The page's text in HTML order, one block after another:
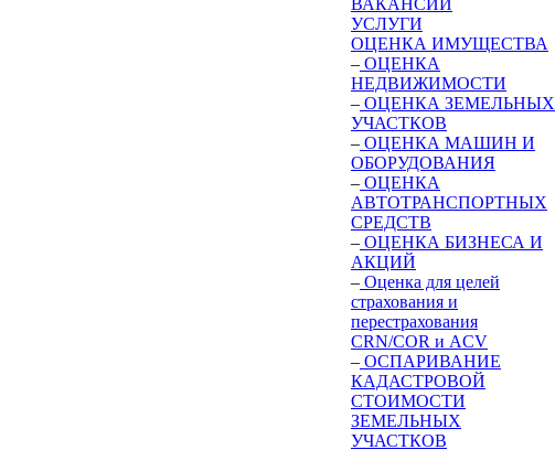
ВАКАНСИИ
УСЛУГИ
ОЦЕНКА ИМУЩЕСТВА
– ОЦЕНКА
НЕДВИЖИМОСТИ
– ОЦЕНКА ЗЕМЕЛЬНЫХ
УЧАСТКОВ
– ОЦЕНКА МАШИН И
ОБОРУДОВАНИЯ
– ОЦЕНКА
АВТОТРАНСПОРТНЫХ
СРЕДСТВ
– ОЦЕНКА БИЗНЕСА И
АКЦИЙ
– Оценка для целей
страхования и
перестрахования
CRN/COR и ACV
– ОСПАРИВАНИЕ
КАДАСТРОВОЙ
СТОИМОСТИ
ЗЕМЕЛЬНЫХ
УЧАСТКОВ